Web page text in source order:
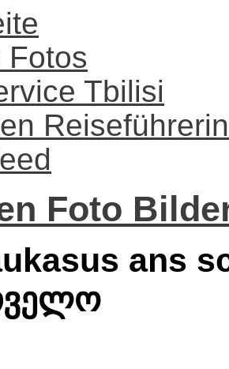
Fotos
Tbilisi
Reiseführerin
Foto
ans